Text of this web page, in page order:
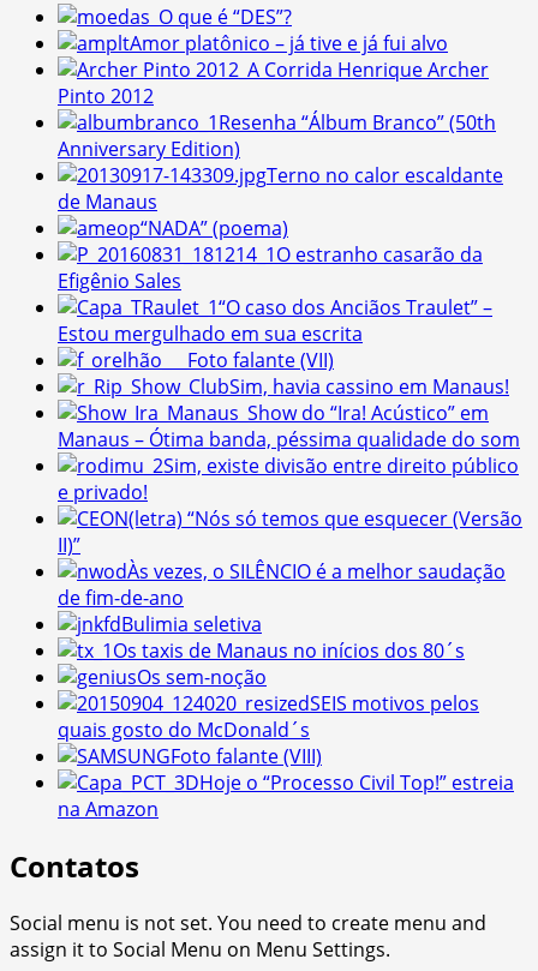
O que é “DES”?
Amor platônico – já tive e já fui alvo
A Corrida Henrique Archer
Pinto 2012
Resenha “Álbum Branco” (50th
Anniversary Edition)
Terno no calor escaldante
de Manaus
“NADA” (poema)
O estranho casarão da
Efigênio Sales
“O caso dos Anciãos Traulet” –
Estou mergulhado em sua escrita
Foto falante (VII)
Sim, havia cassino em Manaus!
Show do “Ira! Acústico” em
Manaus – Ótima banda, péssima qualidade do som
Sim, existe divisão entre direito público
e privado!
(letra) “Nós só temos que esquecer (Versão
II)”
Às vezes, o SILÊNCIO é a melhor saudação
de fim-de-ano
Bulimia seletiva
Os taxis de Manaus no inícios dos 80´s
Os sem-noção
SEIS motivos pelos
quais gosto do McDonald´s
Foto falante (VIII)
Hoje o “Processo Civil Top!” estreia
na Amazon
Contatos
Social menu is not set. You need to create menu and
assign it to Social Menu on Menu Settings.